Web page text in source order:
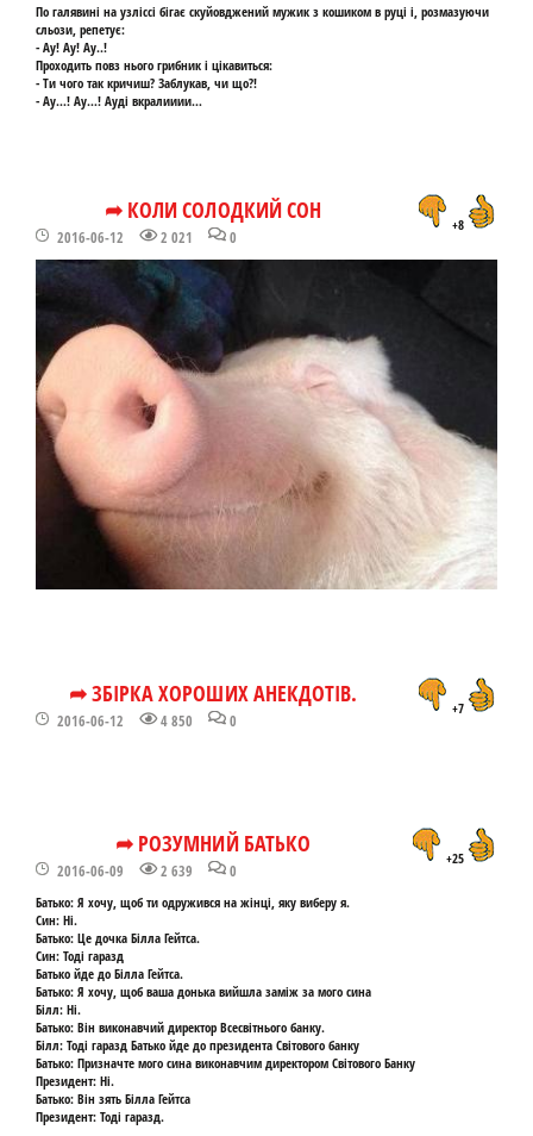
По галявині на узліссі бігає скуйовджений мужик з кошиком в руці і, розмазуючи
сльози, репетує:
- Ау! Ау! Ау..!
Проходить повз нього грибник і цікавиться:
- Ти чого так кричиш? Заблукав, чи що?!
- Ау…! Ау…! Ауді вкралииии…
➦ КОЛИ СОЛОДКИЙ СОН
2016-06-12 2 021 0
+8
➦ ЗБІРКА ХОРОШИХ АНЕКДОТІВ.
2016-06-12 4 850 0
+7
➦ РОЗУМНИЙ БАТЬКО
2016-06-09 2 639 0
+25
Батько: Я хочу, щоб ти одружився на жінці, яку виберу я.
Син: Ні.
Батько: Це дочка Білла Гейтса.
Син: Тоді гаразд
Батько йде до Білла Гейтса.
Батько: Я хочу, щоб ваша донька вийшла заміж за мого сина
Білл: Ні.
Батько: Він виконавчий директор Всесвітнього банку.
Білл: Тоді гаразд Батько йде до президента Світового банку
Батько: Призначте мого сина виконавчим директором Світового Банку
Президент: Ні.
Батько: Він зять Білла Гейтса
Президент: Тоді гаразд.